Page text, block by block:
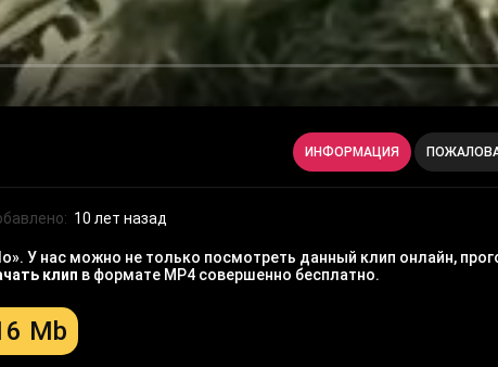
ИНФОРМАЦИЯ
10 лет назад
У нас можно не только посмотреть данный клип онлайн,
клип в формате MP4 совершенно бесплатно.
Mb